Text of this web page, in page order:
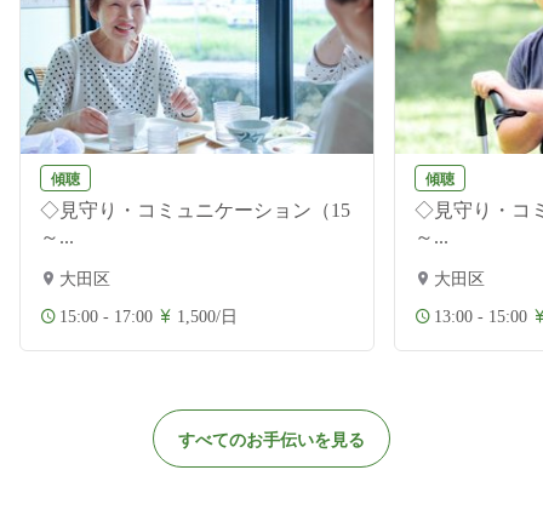
傾聴
◇見守り・コミュニケーション（15
～...
大田区
15:00 - 17:00 1,500/日
傾聴
◇見守り・コ
～...
大田区
13:00 - 15:00
すべてのお手伝いを見る